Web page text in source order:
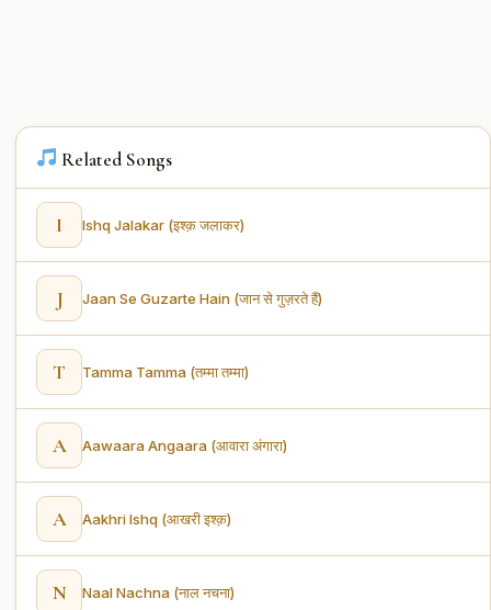
Related Songs
I Ishq Jalakar (इश्क़ जलाकर)
J Jaan Se Guzarte Hain (जान से गुज़रते हैं)
T Tamma Tamma (तम्मा तम्मा)
A Aawaara Angaara (आवारा अंगारा)
A Aakhri Ishq (आखरी इश्क़)
N Naal Nachna (नाल नचना)